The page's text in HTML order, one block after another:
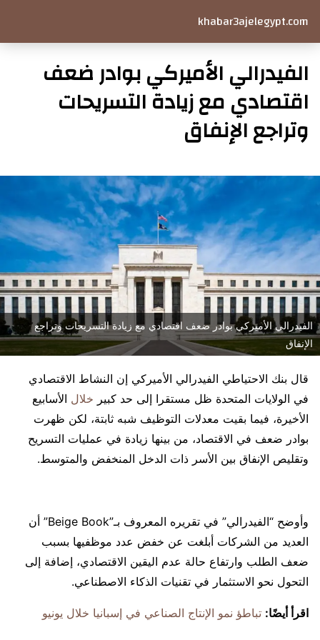
khabar3ajelegypt.com
الفيدرالي الأميركي بوادر ضعف
اقتصادي مع زيادة التسريحات
وتراجع الإنفاق
الفيدرالي الأميركي بوادر ضعف اقتصادي مع زيادة التسريحات وتراجع
الإنفاق
قال بنك الاحتياطي الفيدرالي الأميركي إن النشاط الاقتصادي
في الولايات المتحدة ظل مستقرا إلى حد كبير خلال الأسابيع
الأخيرة، فيما بقيت معدلات التوظيف شبه ثابتة، لكن ظهرت
بوادر ضعف في الاقتصاد، من بينها زيادة في عمليات التسريح
وتقليص الإنفاق بين الأسر ذات الدخل المنخفض والمتوسط.
وأوضح “الفيدرالي” في تقريره المعروف بـ”Beige Book” أن
العديد من الشركات أبلغت عن خفض عدد موظفيها بسبب
ضعف الطلب وارتفاع حالة عدم اليقين الاقتصادي، إضافة إلى
التحول نحو الاستثمار في تقنيات الذكاء الاصطناعي.
اقرأ أيضًا: تباطؤ نمو الإنتاج الصناعي في إسبانيا خلال يونيو